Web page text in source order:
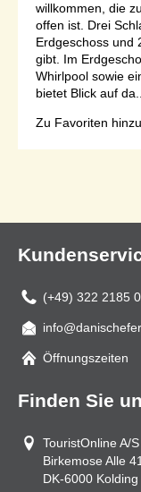
willkommen, die
offen ist. Drei
Erdgeschoss und
gibt. Im
Whirlpool sowie
bietet Blick auf
Zu Favoriten
(+49) 322 2185
Mail
Öffnungszeiten
Finden Sie
TouristOnline A/S
Birkemose Alle
DK-6000 Kolding